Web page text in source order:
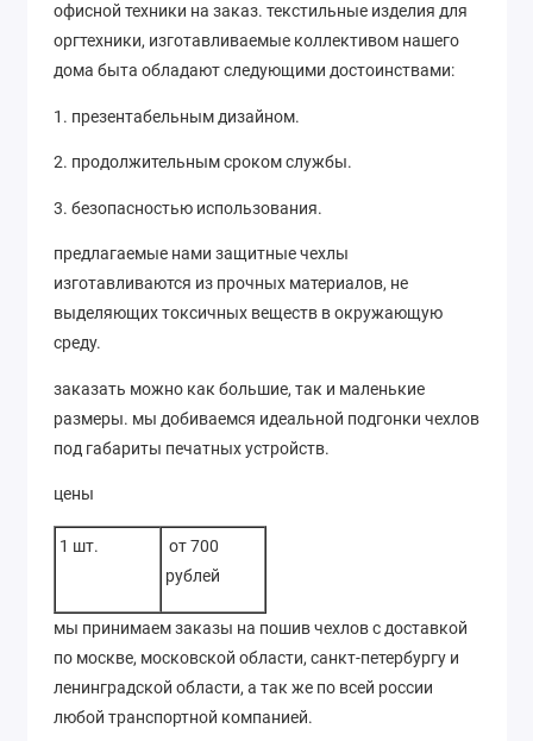
офисной техники на заказ. текстильные изделия для
оргтехники, изготавливаемые коллективом нашего
дома быта обладают следующими достоинствами:
1. презентабельным дизайном.
2. продолжительным сроком службы.
3. безопасностью использования.
предлагаемые нами защитные чехлы
изготавливаются из прочных материалов, не
выделяющих токсичных веществ в окружающую
среду.
заказать можно как большие, так и маленькие
размеры. мы добиваемся идеальной подгонки чехлов
под габариты печатных устройств.
цены
1 шт.
от 700
рублей
мы принимаем заказы на пошив чехлов с доставкой
по москве, московской области, санкт-петербургу и
ленинградской области, а так же по всей россии
любой транспортной компанией.